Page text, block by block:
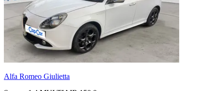
Alfa Romeo Giulietta